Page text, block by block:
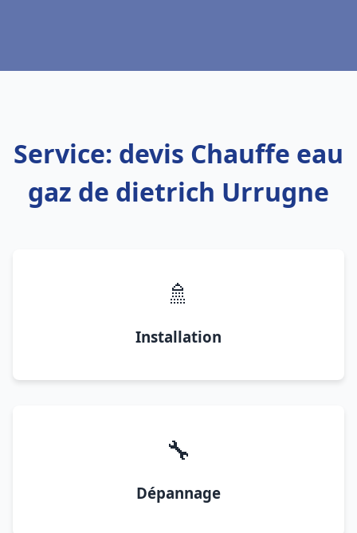
Service: devis Chauffe eau
gaz de dietrich Urrugne
🚿
Installation
🔧
Dépannage